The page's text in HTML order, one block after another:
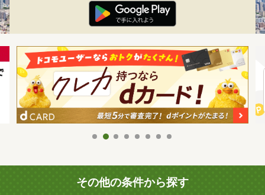
その他の条件から探す